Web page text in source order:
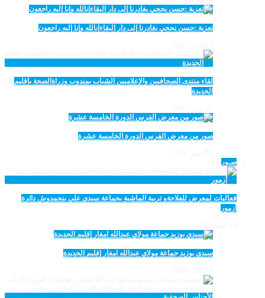
تعزية :حسن نجحي يغادرنا إلى دار البقاءإنالله وإنا إليه راجعون
لقاء منتدى الصحافيين والإعلاميين الشباب بمندوب وزراةالصحة بإقليم
الجديدة
صور من معرض الفرس الدورة الخامسة عشرة
صـور
فعاليات لمعرض للفلاحةو تربية الماشية بجماعة سيدي علي بنحمدوش دائرة
أزمور
سيدي بوزيد جماعة مولاي عبدالله امغار إقليم الجديدة